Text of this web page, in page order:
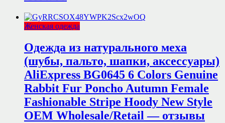
Женская одежда
Одежда из натурального меха
(шубы, пальто, шапки, аксессуары)
AliExpress BG0645 6 Colors Genuine
Rabbit Fur Poncho Autumn Female
Fashionable Stripe Hoody New Style
OEM Wholesale/Retail — отзывы